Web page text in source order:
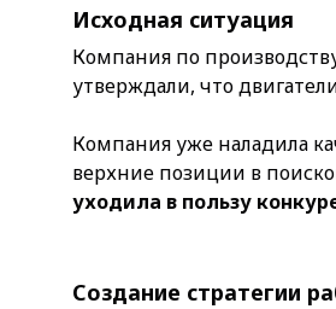
Исходная ситуация
Компания по
утверждали, что
Компания уже наладила
верхние позиции в
уходила в пользу
Создание стратегии